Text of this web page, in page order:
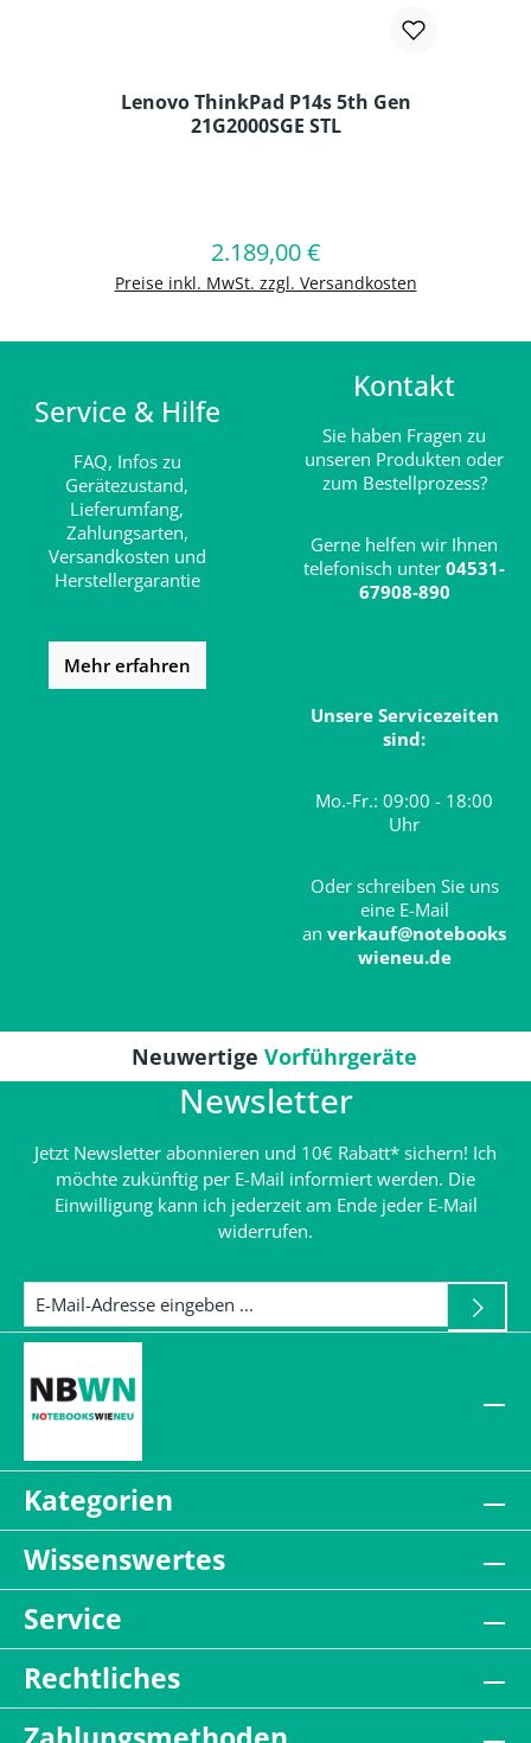
Lenovo ThinkPad P14s 5th Gen
21G2000SGE STL
Regulärer Preis:
2.189,00 €
Preise inkl. MwSt. zzgl. Versandkosten
In den Warenkorb
Service & Hilfe
FAQ, Infos zu
Gerätezustand,
Lieferumfang,
Zahlungsarten,
Versandkosten und
Herstellergarantie
Mehr erfahren
Kontakt
Sie haben Fragen zu
unseren Produkten oder
zum Bestellprozess?
Gerne helfen wir Ihnen
telefonisch unter 04531-
67908-890
Unsere Servicezeiten
sind:
Mo.-Fr.: 09:00 - 18:00
Uhr
Oder schreiben Sie uns
eine E-Mail
an verkauf@notebooks
wieneu.de
Neuwertige Vorführgeräte
Newsletter
Jetzt Newsletter abonnieren und 10€ Rabatt* sichern! Ich
möchte zukünftig per E-Mail informiert werden. Die
Einwilligung kann ich jederzeit am Ende jeder E-Mail
widerrufen.
Kategorien
Wissenswertes
Service
Rechtliches